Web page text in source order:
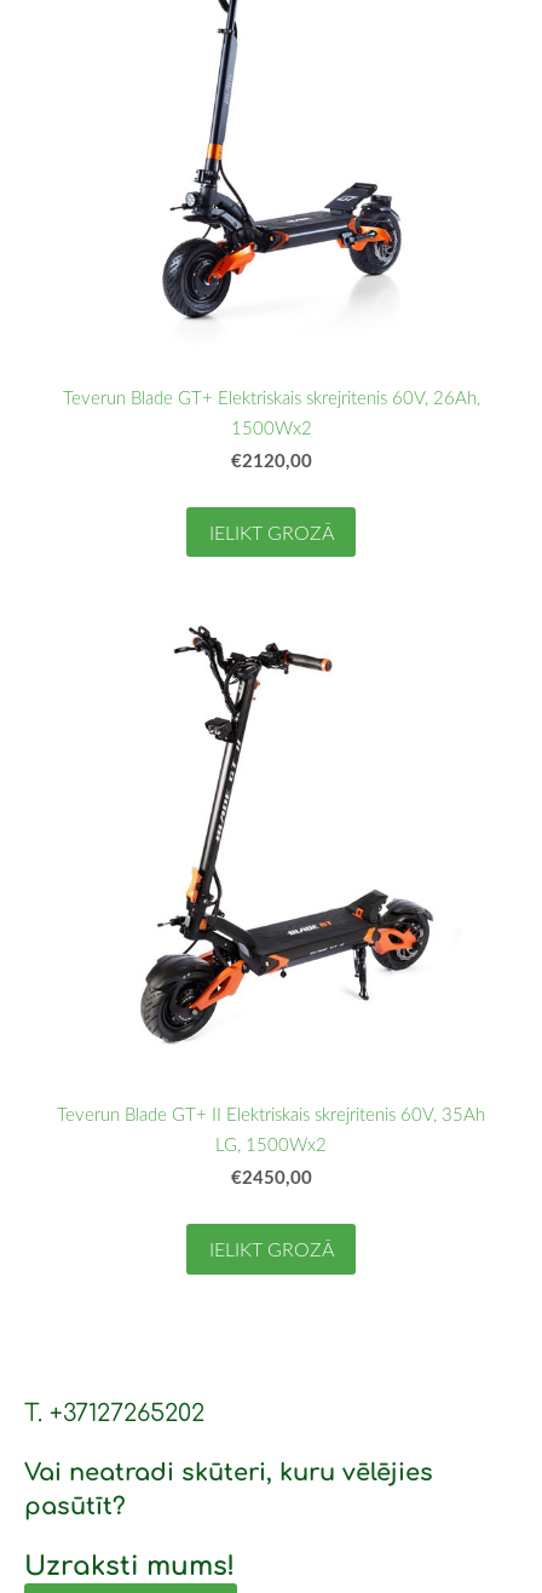
T. +37127265202
Vai neatradi skūteri, kuru vēlējies
pasūtīt?
Uzraksti mums!
Teverun Blade GT+ Elektriskais skrejritenis 60V, 26Ah,
1500Wx2
€2120,00
IELIKT GROZĀ
Teverun Blade GT+ II Elektriskais skrejritenis 60V, 35Ah
LG, 1500Wx2
€2450,00
IELIKT GROZĀ